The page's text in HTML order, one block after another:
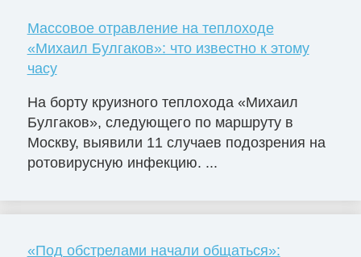
Массовое отравление на теплоходе
«Михаил Булгаков»: что известно к этому
часу
На борту круизного теплохода «Михаил
Булгаков», следующего по маршруту в
Москву, выявили 11 случаев подозрения на
ротовирусную инфекцию. ...
«Под обстрелами начали общаться»: